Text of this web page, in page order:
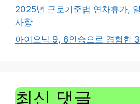
2025년 근로기준법 연차휴가,
사항
아이오닉 9, 6인승으로 경험한
최신 댓글